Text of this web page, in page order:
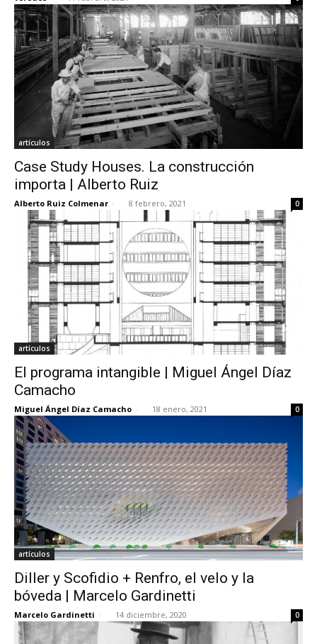
artículos
Case Study Houses. La construcción
importa | Alberto Ruiz
Alberto Ruiz Colmenar - 8 febrero, 2021 0
artículos
El programa intangible | Miguel Ángel Díaz
Camacho
Miguel Ángel Díaz Camacho - 18 enero, 2021 0
artículos
Diller y Scofidio + Renfro, el velo y la
bóveda | Marcelo Gardinetti
Marcelo Gardinetti - 14 diciembre, 2020 0